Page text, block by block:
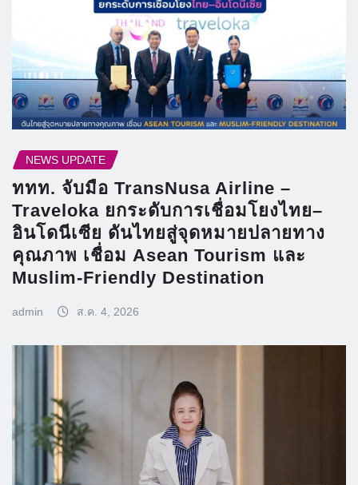
NEWS UPDATE
ททท. จับมือ TransNusa Airline –
Traveloka ยกระดับการเชื่อมโยงไทย–
อินโดนีเซีย ดันไทยสู่จุดหมายปลายทาง
คุณภาพ เชื่อม Asean Tourism และ
Muslim-Friendly Destination
admin ส.ค. 4, 2026